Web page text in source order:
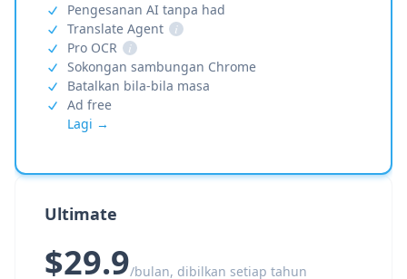
Pengesanan AI tanpa had
Translate Agent
i
Pro OCR
i
Sokongan sambungan Chrome
Batalkan bila-bila masa
Ad free
Lagi →
Ultimate
$29.9/bulan, dibilkan setiap tahun